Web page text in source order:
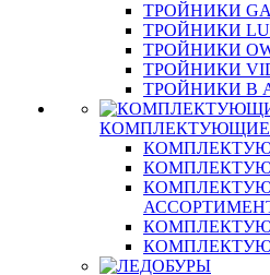
ТРОЙНИКИ
ТРОЙНИКИ
ТРОЙНИКИ
ТРОЙНИКИ
ТРОЙНИКИ В
КОМПЛЕКТУЮЩИЕ